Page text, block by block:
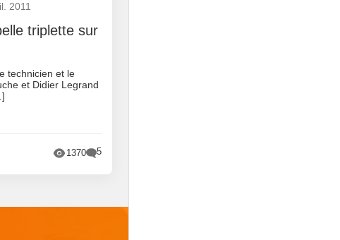
2011
triplette sur
technicien et le
et Didier Legrand
1370 5